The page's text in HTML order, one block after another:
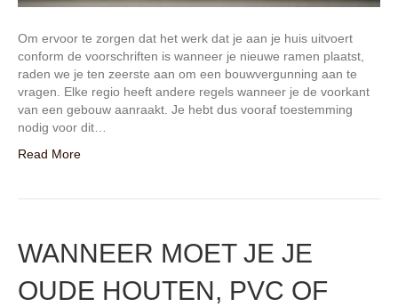
Om ervoor te zorgen dat het werk dat je aan je huis uitvoert
conform de voorschriften is wanneer je nieuwe ramen plaatst,
raden we je ten zeerste aan om een bouwvergunning aan te
vragen. Elke regio heeft andere regels wanneer je de voorkant
van een gebouw aanraakt. Je hebt dus vooraf toestemming
nodig voor dit…
Read More
WANNEER MOET JE JE
OUDE HOUTEN, PVC OF